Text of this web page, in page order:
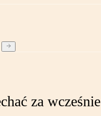
za wcześnie